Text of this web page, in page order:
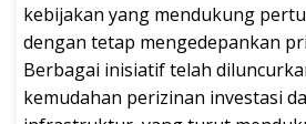
kebijakan yang mendukung
dengan tetap mengedepankan
Berbagai inisiatif telah
kemudahan perizinan investasi